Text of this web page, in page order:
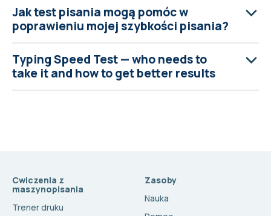
Jak test pisania mogą pomóc w
poprawieniu mojej szybkości pisania?
Typing Speed Test — who needs to
take it and how to get better results
Cwiczenia z
maszynopisania
Trener druku
Zasoby
Nauka